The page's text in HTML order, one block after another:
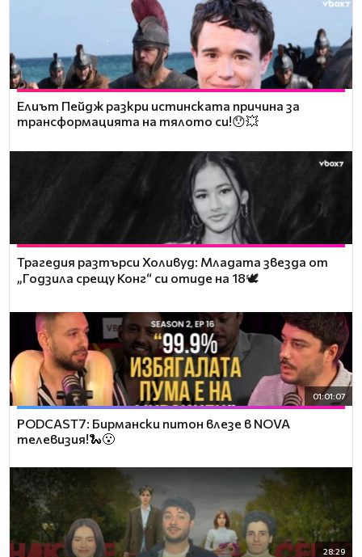
Елиът Пейдж разкри истинската причина за
трансформацията на тялото си!😯💥
Трагедия разтърси Холивуд: Младата звезда от
„Годзила срещу Конг“ си отиде на 18🕊️
01:01:07
PODCAST7: Бирмански питон влезе в NOVA
телевизия!🐍😮
28:29